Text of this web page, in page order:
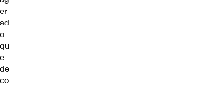
er
ad
o
qu
e
de
co